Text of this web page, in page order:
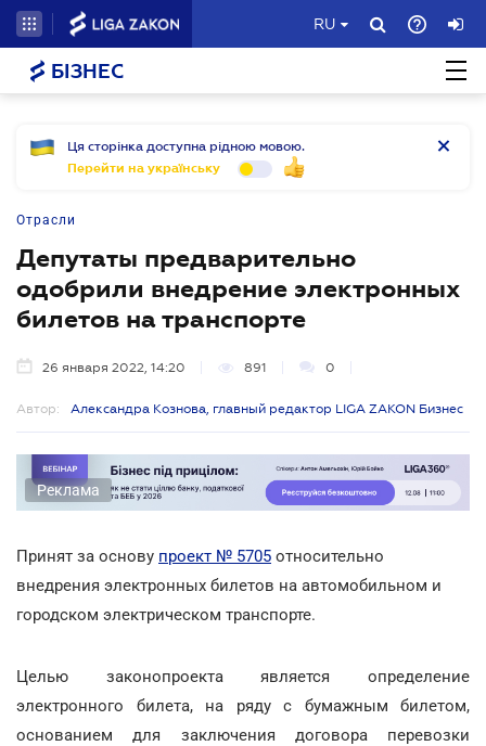
RU
БІЗНЕС
Ця сторінка доступна рідною мовою.
Перейти на українську
Отрасли
Депутаты предварительно
одобрили внедрение электронных
билетов на транспорте
26 января 2022, 14:20 891 0
Автор: Александра Кознова, главный редактор LIGA ZAKON Бизнес
Реклама
Принят за основу проект № 5705 относительно
внедрения электронных билетов на автомобильном и
городском электрическом транспорте.
Целью законопроекта является определение
электронного билета, на ряду с бумажным билетом,
основанием для заключения договора перевозки